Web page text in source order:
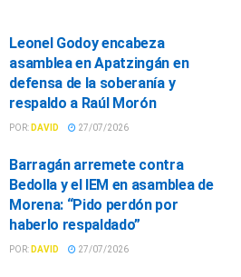
Leonel Godoy encabeza
asamblea en Apatzingán en
defensa de la soberanía y
respaldo a Raúl Morón
POR: DAVID 27/07/2026
Barragán arremete contra
Bedolla y el IEM en asamblea de
Morena: “Pido perdón por
haberlo respaldado”
POR: DAVID 27/07/2026